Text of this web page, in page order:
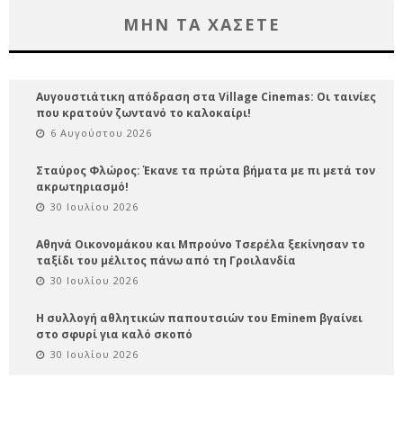
ΜΗΝ ΤΑ ΧΑΣΕΤΕ
Αυγουστιάτικη απόδραση στα Village Cinemas: Οι ταινίες
που κρατούν ζωντανό το καλοκαίρι!
6 Αυγούστου 2026
Σταύρος Φλώρος: Έκανε τα πρώτα βήματα με πι μετά τον
ακρωτηριασμό!
30 Ιουλίου 2026
Αθηνά Οικονομάκου και Μπρούνο Τσερέλα ξεκίνησαν το
ταξίδι του μέλιτος πάνω από τη Γροιλανδία
30 Ιουλίου 2026
Η συλλογή αθλητικών παπουτσιών του Eminem βγαίνει
στο σφυρί για καλό σκοπό
30 Ιουλίου 2026